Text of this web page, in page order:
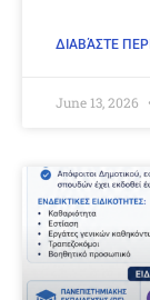
ΔΙΑΒΆΣΤΕ
June 13, 2026